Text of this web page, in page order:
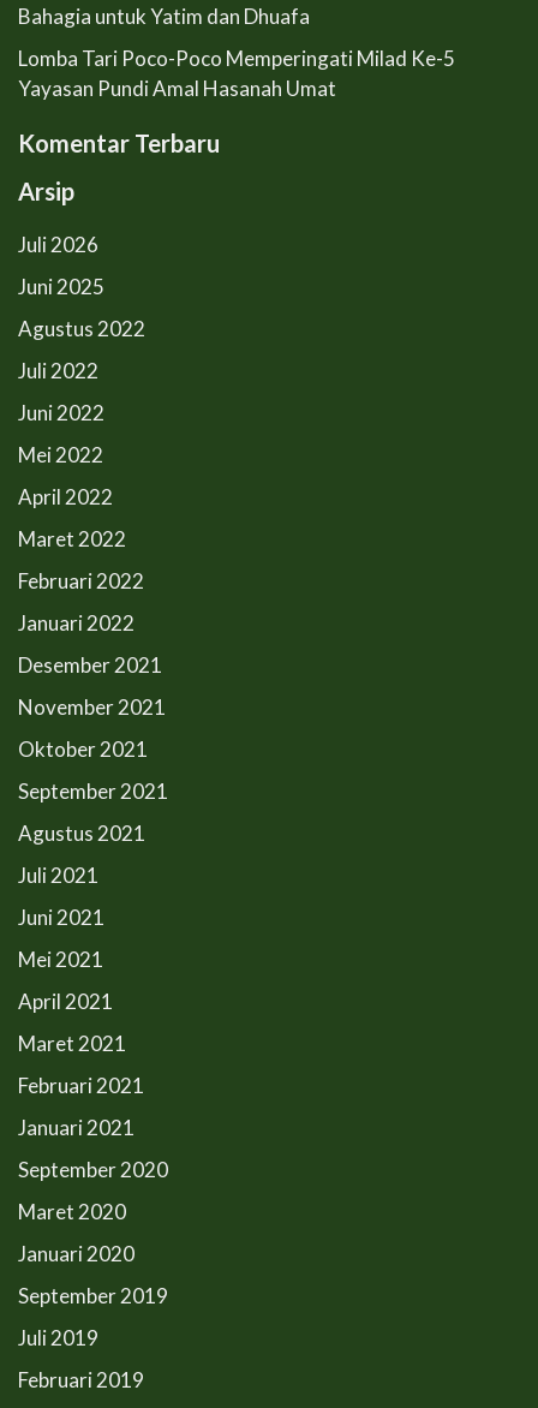
Bahagia untuk Yatim dan Dhuafa
Lomba Tari Poco-Poco Memperingati Milad Ke-5
Yayasan Pundi Amal Hasanah Umat
Komentar Terbaru
Arsip
Juli 2026
Juni 2025
Agustus 2022
Juli 2022
Juni 2022
Mei 2022
April 2022
Maret 2022
Februari 2022
Januari 2022
Desember 2021
November 2021
Oktober 2021
September 2021
Agustus 2021
Juli 2021
Juni 2021
Mei 2021
April 2021
Maret 2021
Februari 2021
Januari 2021
September 2020
Maret 2020
Januari 2020
September 2019
Juli 2019
Februari 2019